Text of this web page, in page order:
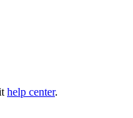
help center.